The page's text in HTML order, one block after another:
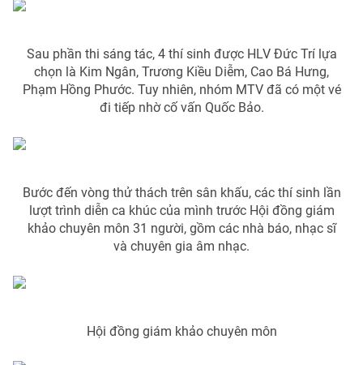
Sau phần thi sáng tác, 4 thí sinh được HLV Đức Trí lựa
chọn là Kim Ngân, Trương Kiều Diễm, Cao Bá Hưng,
Phạm Hồng Phước. Tuy nhiên, nhóm MTV đã có một vé
đi tiếp nhờ cố vấn Quốc Bảo.
Bước đến vòng thử thách trên sân khấu, các thí sinh lần
lượt trình diễn ca khúc của mình trước Hội đồng giám
khảo chuyên môn 31 người, gồm các nhà báo, nhạc sĩ
và chuyên gia âm nhạc.
Hội đồng giám khảo chuyên môn